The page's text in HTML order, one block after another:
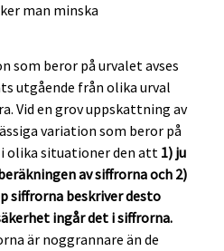
man minska
som beror på urvalet avses
utgående från olika urval
Vid en grov uppskattning av
variation som beror på
olika situationer den att 1) ju
av siffrorna och 2)
siffrorna beskriver desto
ingår det i siffrorna.
är noggrannare än de